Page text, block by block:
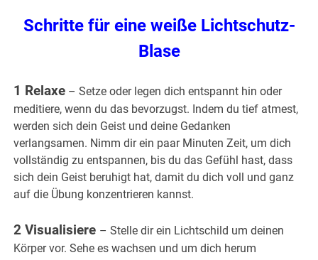
Schritte für eine weiße Lichtschutz-
Blase
1 Relaxe – Setze oder legen dich entspannt hin oder
meditiere, wenn du das bevorzugst. Indem du tief atmest,
werden sich dein Geist und deine Gedanken
verlangsamen. Nimm dir ein paar Minuten Zeit, um dich
vollständig zu entspannen, bis du das Gefühl hast, dass
sich dein Geist beruhigt hat, damit du dich voll und ganz
auf die Übung konzentrieren kannst.
2 Visualisiere – Stelle dir ein Lichtschild um deinen
Körper vor. Sehe es wachsen und um dich herum